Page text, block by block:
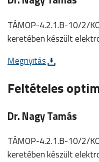
TÁMOP-4.2.1.B-10/2/
keretében készült
Megnyitás
Feltételes
Dr. Nagy Tamás
TÁMOP-4.2.1.B-10/2/
keretében készült